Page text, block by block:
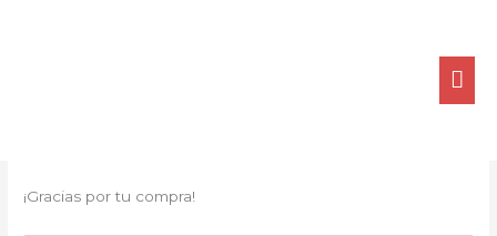
¡Gracias por tu compra!